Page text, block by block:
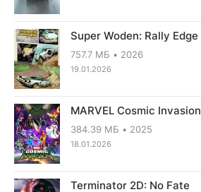
Super Woden: Rally Edge
757.7 МБ 2026
19.01.2026
MARVEL Cosmic Invasion
384.39 МБ 2025
18.01.2026
Terminator 2D: No Fate